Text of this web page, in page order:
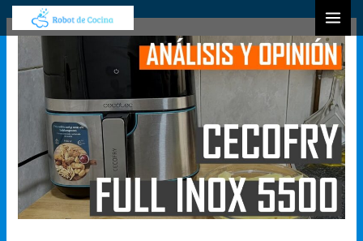
contenido
Navegación
de
entradas
u